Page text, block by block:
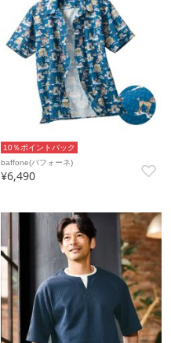
10％ポイントバック
baffone(バフォーネ)
¥6,490